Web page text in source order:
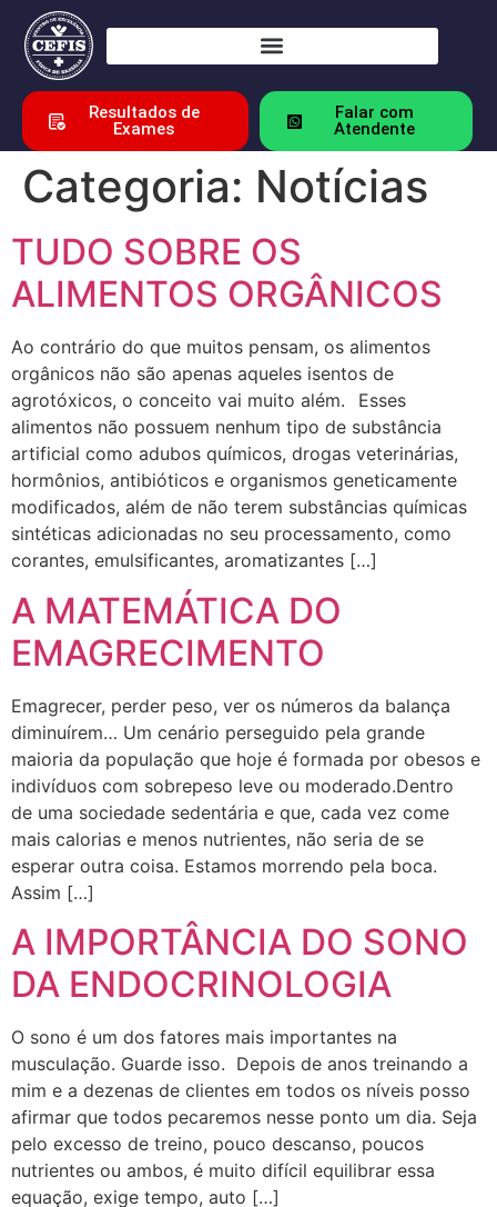
Resultados de
Exames
Falar com
Atendente
Categoria: Notícias
TUDO SOBRE OS
ALIMENTOS ORGÂNICOS
Ao contrário do que muitos pensam, os alimentos
orgânicos não são apenas aqueles isentos de
agrotóxicos, o conceito vai muito além.⠀Esses
alimentos não possuem nenhum tipo de substância
artificial como adubos químicos, drogas veterinárias,
hormônios, antibióticos e organismos geneticamente
modificados, além de não terem substâncias químicas
sintéticas adicionadas no seu processamento, como
corantes, emulsificantes, aromatizantes […]
A MATEMÁTICA DO
EMAGRECIMENTO
Emagrecer, perder peso, ver os números da balança
diminuírem… Um cenário perseguido pela grande
maioria da população que hoje é formada por obesos e
indivíduos com sobrepeso leve ou moderado.Dentro
de uma sociedade sedentária e que, cada vez come
mais calorias e menos nutrientes, não seria de se
esperar outra coisa. Estamos morrendo pela boca.
Assim […]
A IMPORTÂNCIA DO SONO
DA ENDOCRINOLOGIA
O sono é um dos fatores mais importantes na
musculação. Guarde isso. Depois de anos treinando a
mim e a dezenas de clientes em todos os níveis posso
afirmar que todos pecaremos nesse ponto um dia. Seja
pelo excesso de treino, pouco descanso, poucos
nutrientes ou ambos, é muito difícil equilibrar essa
equação, exige tempo, auto […]